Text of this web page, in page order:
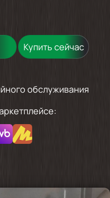
Купить сейчас
обслуживания